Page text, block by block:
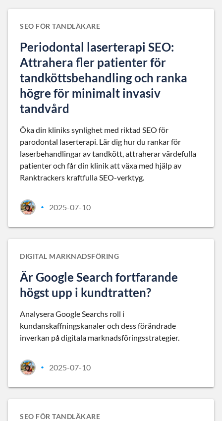
SEO FÖR TANDLÄKARE
Periodontal laserterapi SEO:
Attrahera fler patienter för
tandköttsbehandling och ranka
högre för minimalt invasiv
tandvård
Öka din kliniks synlighet med riktad SEO för
parodontal laserterapi. Lär dig hur du rankar för
laserbehandlingar av tandkött, attraherar värdefulla
patienter och får din klinik att växa med hjälp av
Ranktrackers kraftfulla SEO-verktyg.
• 2025-07-10
DIGITAL MARKNADSFÖRING
Är Google Search fortfarande
högst upp i kundtratten?
Analysera Google Searchs roll i
kundanskaffningskanaler och dess förändrade
inverkan på digitala marknadsföringsstrategier.
• 2025-07-10
SEO FÖR TANDLÄKARE